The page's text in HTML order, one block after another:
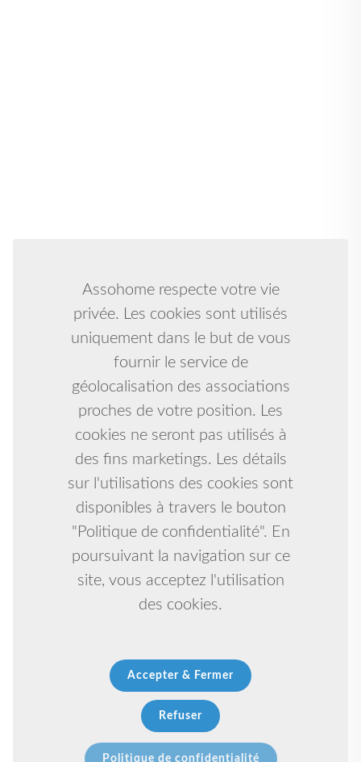
Assohome respecte votre vie
privée. Les cookies sont utilisés
uniquement dans le but de vous
fournir le service de
géolocalisation des associations
proches de votre position. Les
cookies ne seront pas utilisés à
des fins marketings. Les détails
sur l'utilisations des cookies sont
disponibles à travers le bouton
"Politique de confidentialité". En
poursuivant la navigation sur ce
site, vous acceptez l'utilisation
des cookies.
Accepter & Fermer
Refuser
Politique de confidentialité